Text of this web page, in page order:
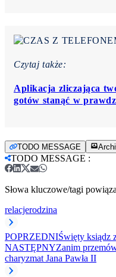
Czytaj także:
Aplikacja zliczająca
gotów stanąć w
TODO MESSAGE
TODO MESSAGE :
Słowa kluczowe/tagi
relacjerodzina
POPRZEDNIŚwięty ksiądz
NASTĘPNYZanim
charyzmat Jana Pawła II